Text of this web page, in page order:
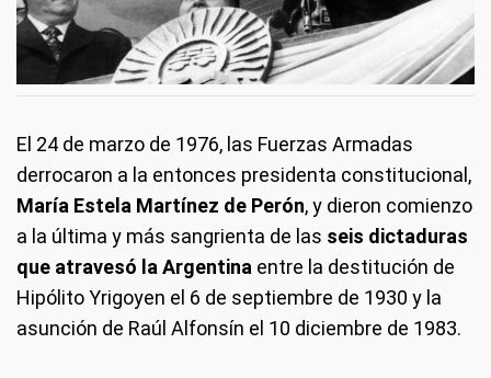
El 24 de marzo de 1976, las Fuerzas Armadas
derrocaron a la entonces presidenta constitucional,
María Estela Martínez de Perón, y dieron comienzo
a la última y más sangrienta de las seis dictaduras
que atravesó la Argentina entre la destitución de
Hipólito Yrigoyen el 6 de septiembre de 1930 y la
asunción de Raúl Alfonsín el 10 diciembre de 1983.